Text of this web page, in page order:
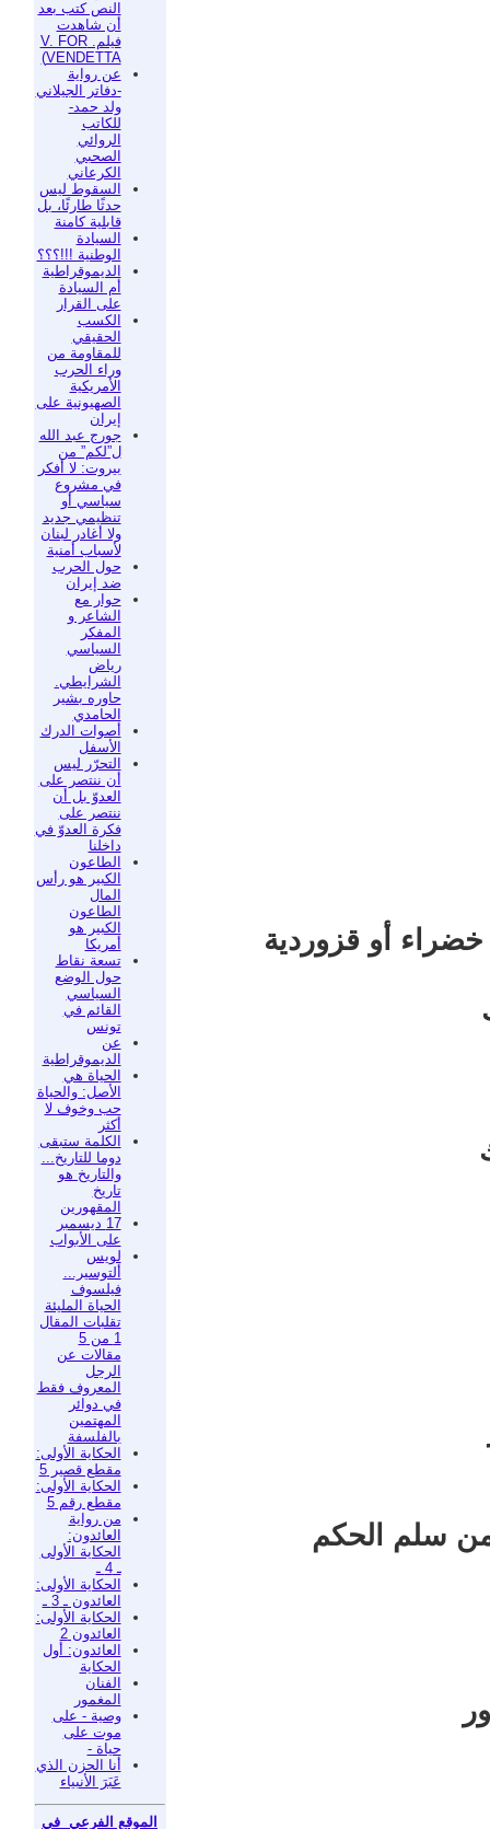
النص كتب بعد
أن شاهدت
فيلم. V. FOR
VENDETTA)
عن رواية
-دفاتر الجيلاني
ولد حمد-
للكاتب
الروائي
الصحبي
الكرعاني
السقوط ليس
حدثًا طارئًا، بل
قابلية كامنة
السيادة
الوطنية !!!؟؟؟
الديموقراطية
أم السيادة
على القرار
الكسب
الحقيقي
للمقاومة من
وراء الحرب
الأمريكية
الصهيونية على
إيران
جورج عبد الله
ل”لكم” من
بيروت: لا أفكر
في مشروع
سياسي أو
تنظيمي جديد
ولا أغادر لبنان
لأسباب أمنية
حول الحرب
ضد إيران
حوار مع
الشاعر و
المفكر
السياسي
رياض
الشرايطي.
حاوره بشير
الحامدي
أصوات الدرك
الأسفل
التحرّر ليس
أن ننتصر على
العدوّ بل أن
ننتصر على
فكرة العدوّ في
داخلنا
الطاعون
الكبير هو رأس
المال
الطاعون
الكبير هو
أمريكا
تسعة نقاط
حول الوضع
السياسي
القائم في
تونس
عن
الديموقراطية
الحياة هي
الأصل: والحياة
حب وخوف لا
أكثر
الكلمة ستبقى
دوما للتاريخ...
والتاريخ هو
تاريخ
المقهورين
17 ديسمبر
على الأبواب
لويس
ألتوسير...
فيلسوف
الحياة المليئة
تقلبات المقال
1 من 5
مقالات عن
الرجل
المعروف فقط
في دوائر
المهتمين
بالفلسفة
الحكاية الأولى:
مقطع قصير 5
الحكاية الأولى:
مقطع رقم 5
من رواية
العائدون:
الحكاية الأولى
ـ 4 ـ
الحكاية الأولى:
العائدون ـ 3 ـ
الحكاية الأولى:
العائدون 2
العائدون: أول
الحكاية
الفنان
المغمور
وصية - على
موت على
حياة -
أنا الحزن الذي
عَبَرَ الأنبياء
الموقع الفرعي في
أو قزوردية
سلم الحكم